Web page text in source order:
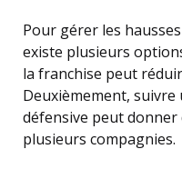
Pour gérer les
existe plusieurs
la franchise peut
Deuxièmement,
défensive peut donner
plusieurs compagnies.